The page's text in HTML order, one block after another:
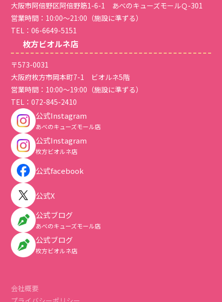
大阪市阿倍野区阿倍野筋1-6-1 あべのキューズモールＱ-301
営業時間：10:00～21:00（施設に準ずる）
TEL：06-6649-5151
枚方ビオルネ店
〒573-0031
大阪府枚方市岡本町7-1 ビオルネ5階
営業時間：10:00～19:00（施設に準ずる）
TEL：072-845-2410
公式Instagram
あべのキューズモール店
公式Instagram
枚方ビオルネ店
公式facebook
公式X
公式ブログ
あべのキューズモール店
公式ブログ
枚方ビオルネ店
会社概要